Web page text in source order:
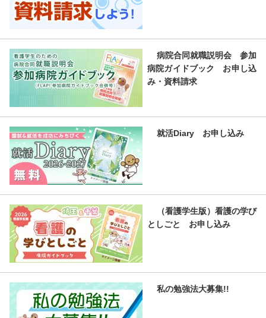
病院合同就職説明会 参加
病院ガイドブック お申し込
み・資料請求
就活Diary お申し込み
（看護学生版）看護の学び
としごと お申し込み
私の勉強法大募集!!